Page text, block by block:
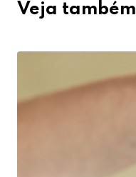
Veja também